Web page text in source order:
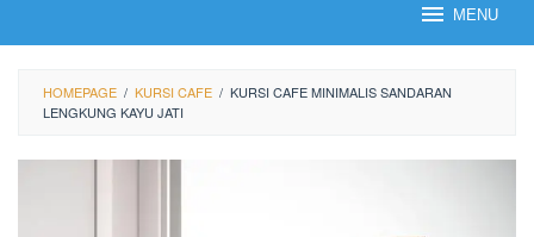
MENU
HOMEPAGE / KURSI CAFE / KURSI CAFE MINIMALIS SANDARAN
LENGKUNG KAYU JATI